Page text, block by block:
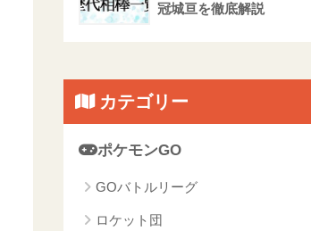
冠城亘を徹底解説
カテゴリー
ポケモンGO
GOバトルリーグ
ロケット団